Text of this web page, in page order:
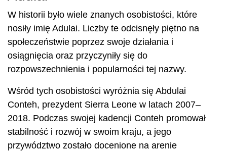
W historii było wiele znanych osobistości, które
nosiły imię Adulai. Liczby te odcisnęły piętno na
społeczeństwie poprzez swoje działania i
osiągnięcia oraz przyczyniły się do
rozpowszechnienia i popularności tej nazwy.
Wśród tych osobistości wyróżnia się Abdulai
Conteh, prezydent Sierra Leone w latach 2007–
2018. Podczas swojej kadencji Conteh promował
stabilność i rozwój w swoim kraju, a jego
przywództwo zostało docenione na arenie